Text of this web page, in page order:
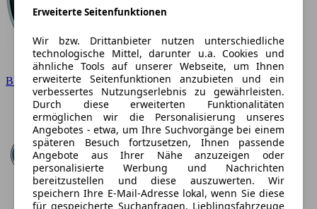
BMW
Erweiterte Seitenfunktionen
Wir bzw. Drittanbieter nutzen unterschiedliche
technologische Mittel, darunter u.a. Cookies und
ähnliche Tools auf unserer Webseite, um Ihnen
erweiterte Seitenfunktionen anzubieten und ein
verbessertes Nutzungserlebnis zu gewährleisten.
Durch diese erweiterten Funktionalitäten
ermöglichen wir die Personalisierung unseres
Angebotes - etwa, um Ihre Suchvorgänge bei einem
späteren Besuch fortzusetzen, Ihnen passende
Angebote aus Ihrer Nähe anzuzeigen oder
personalisierte Werbung und Nachrichten
bereitzustellen und diese auszuwerten. Wir
speichern Ihre E-Mail-Adresse lokal, wenn Sie diese
für gespeicherte Suchanfragen, Lieblingsfahrzeuge